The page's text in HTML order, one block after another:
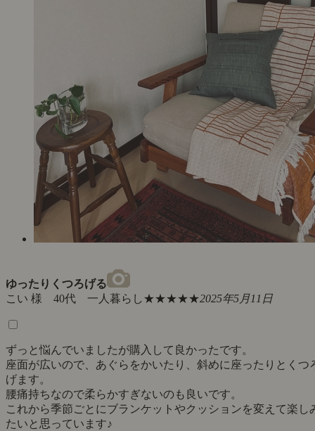
ゆったりくつろげる
こい 様 40代 一人暮らし★★★★★2025年5月11日
ずっと悩んでいましたが購入して良かったです。
座面が広いので、あぐらをかいたり、斜めに座ったりとくつ
げます。
腰痛持ちなので柔らかすぎないのも良いです。
これから季節ごとにブランケットやクッションを変えて楽し
たいと思っています♪